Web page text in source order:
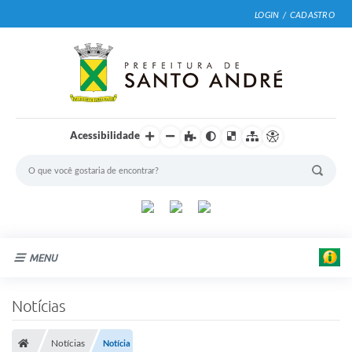
LOGIN / CADASTRO
Acessibilidade
MENU
Notícias
Notícias Notícia